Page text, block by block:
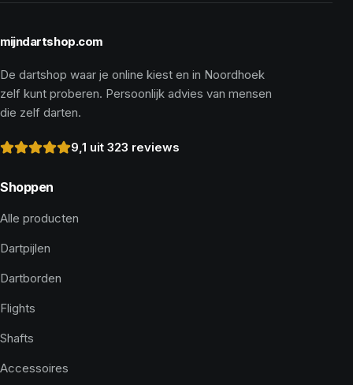
mijndartshop.com
De dartshop waar je online kiest en in Noordhoek
zelf kunt proberen. Persoonlijk advies van mensen
die zelf darten.
9,1 uit 323 reviews
Shoppen
Alle producten
Dartpijlen
Dartborden
Flights
Shafts
Accessoires